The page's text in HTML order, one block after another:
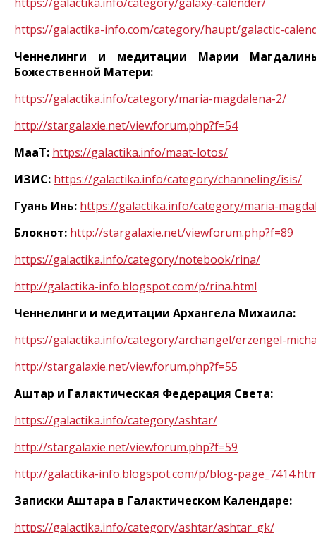
https://galactika-info.com/category/haupt/galactic-
Ченнелинги и медитации Марии
Божественной Матери:
https://galactika.info/category/maria-magdalena-2/
http://stargalaxie.net/viewforum.php?f=54
МааТ: https://galactika.info/maat-lotos/
ИЗИС: https://galactika.info/category/channeling/isis/
Гуань Инь: https://galactika.info/category/maria-
Блокнот: http://stargalaxie.net/viewforum.php?f=89
https://galactika.info/category/notebook/rina/
http://galactika-info.blogspot.com/p/rina.html
Ченнелинги и медитации Архангела Михаила:
https://galactika.info/category/archangel/erzengel-
http://stargalaxie.net/viewforum.php?f=55
Аштар и Галактическая Федерация Света:
https://galactika.info/category/ashtar/
http://stargalaxie.net/viewforum.php?f=59
http://galactika-info.blogspot.com/p/blog-page _7414.
Записки Аштара в Галактическом Календаре:
https://galactika.info/category/ashtar/ashtar gk/